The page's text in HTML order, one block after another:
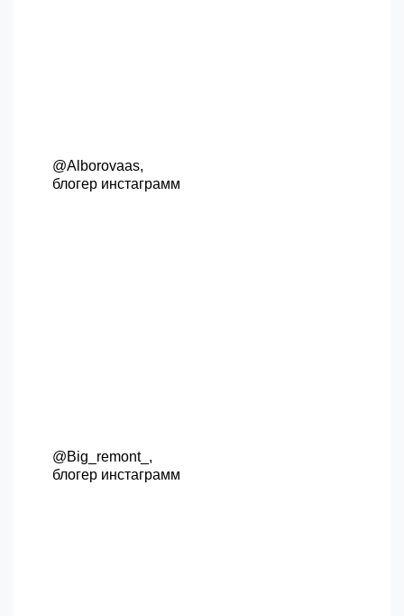
@Alborovaas,
блогер инстаграмм
@Big_remont_,
блогер инстаграмм